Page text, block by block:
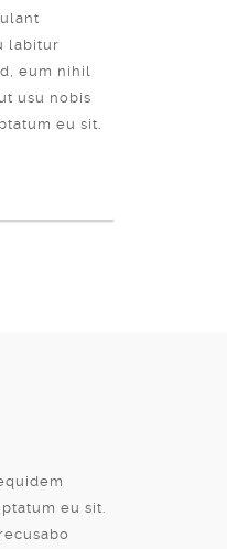
labitur
eum nihil
usu nobis
eu sit.
eu sit.